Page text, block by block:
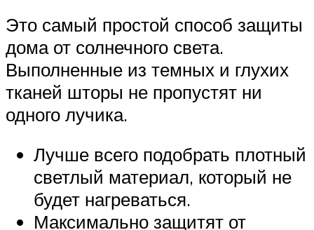
Это самый простой способ защиты
дома от солнечного света.
Выполненные из темных и глухих
тканей шторы не пропустят ни
одного лучика.
Лучше всего подобрать плотный
светлый материал, который не
будет нагреваться.
Максимально защитят от